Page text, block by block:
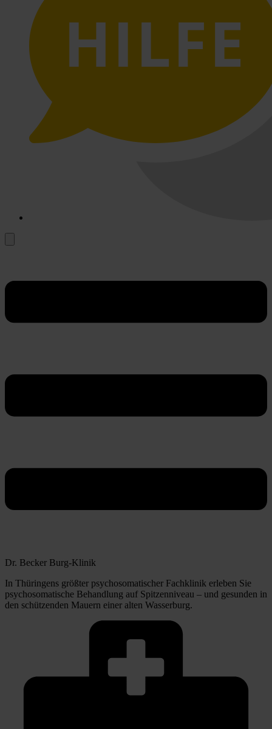
HILFE
Dr. Becker Burg-Klinik
In Thüringens größter psychosomatischer Fachklinik erleben Sie
psychosomatische Behandlung auf Spitzenniveau – und gesunden in
den schützenden Mauern einer alten Wasserburg.